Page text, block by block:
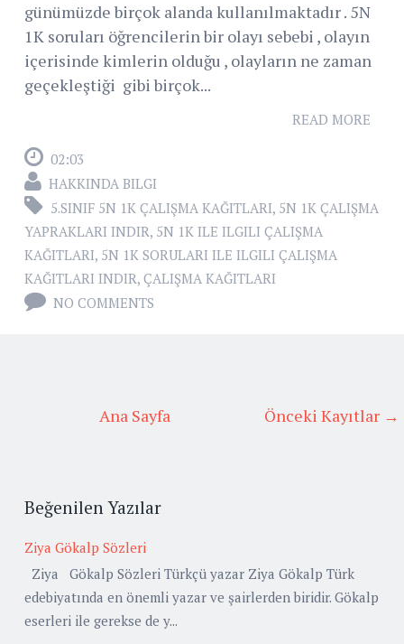
günümüzde birçok alanda kullanılmaktadır . 5N
1K soruları öğrencilerin bir olayı sebebi , olayın
içerisinde kimlerin olduğu , olayların ne zaman
geçekleştiği gibi birçok...
READ MORE
02:03
HAKKINDA BILGI
5.SINIF 5N 1K ÇALIŞMA KAĞITLARI, 5N 1K ÇALIŞMA
YAPRAKLARI INDIR, 5N 1K ILE ILGILI ÇALIŞMA
KAĞITLARI, 5N 1K SORULARI ILE ILGILI ÇALIŞMA
KAĞITLARI INDIR, ÇALIŞMA KAĞITLARI
NO COMMENTS
Önceki Kayıtlar →
Ana Sayfa
Beğenilen Yazılar
Ziya Gökalp Sözleri
Ziya Gökalp Sözleri Türkçü yazar Ziya Gökalp Türk
edebiyatında en önemli yazar ve şairlerden biridir. Gökalp
eserleri ile gerekse de y...